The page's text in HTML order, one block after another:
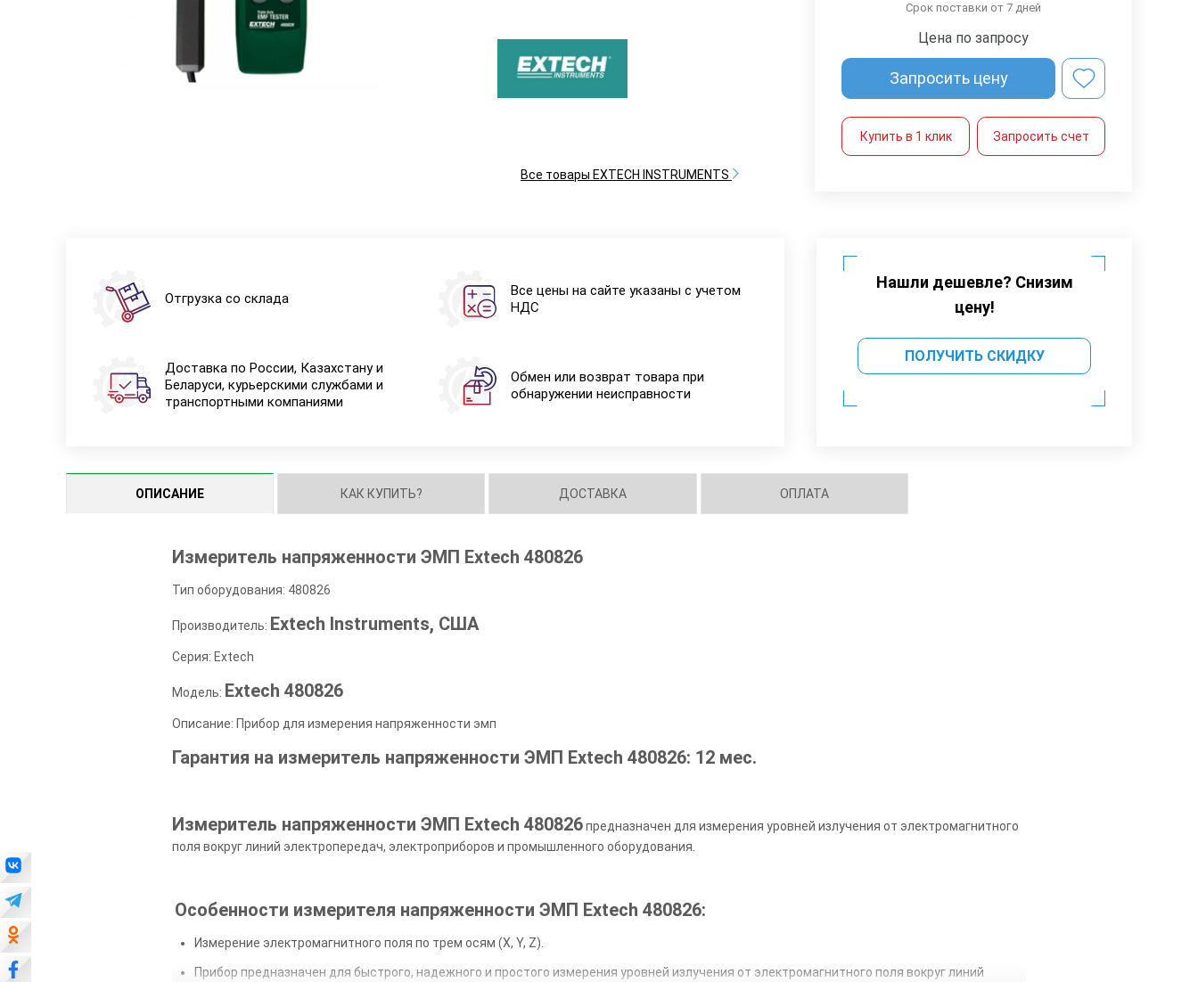
Все товары EXTECH INSTRUMENTS
Срок поставки от 7 дней
Цена по запросу
Запросить цену
Купить в 1 клик Запросить счет
Отгрузка со склада
Все цены на сайте указаны с учетом
НДС
Доставка по России, Казахстану и
Беларуси, курьерскими службами и
транспортными компаниями
Обмен или возврат товара при
обнаружении неисправности
Нашли дешевле? Снизим
цену!
ПОЛУЧИТЬ СКИДКУ
ОПИСАНИЕ КАК КУПИТЬ? ДОСТАВКА ОПЛАТА
Измеритель напряженности ЭМП Extech 480826
Тип оборудования: 480826
Производитель: Extech Instruments, США
Серия: Extech
Модель: Extech 480826
Описание: Прибор для измерения напряженности эмп
Гарантия на измеритель напряженности ЭМП Extech 480826: 12 мес.
Измеритель напряженности ЭМП Extech 480826предназначен для измерения уровней излучения от электромагнитного
поля вокруг линий электропередач, электроприборов и промышленного оборудования.
Особенности измерителя напряженности ЭМП Extech 480826:
Измерение электромагнитного поля по трем осям (X, Y, Z).
Прибор предназначен для быстрого, надежного и простого измерения уровней излучения от электромагнитного поля вокруг линий